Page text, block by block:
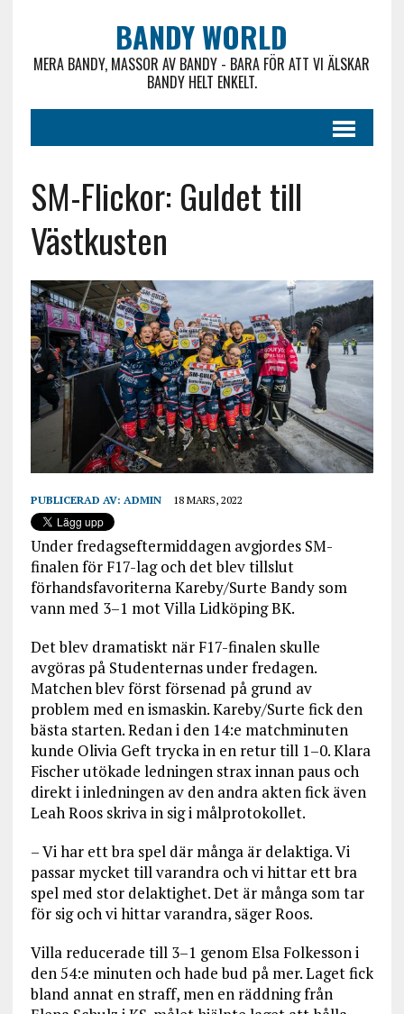
BANDY WORLD
MERA BANDY, MASSOR AV BANDY - BARA FÖR ATT VI ÄLSKAR
BANDY HELT ENKELT.
SM-Flickor: Guldet till
Västkusten
PUBLICERAD AV: ADMIN 18 MARS, 2022
Under fredagseftermiddagen avgjordes SM-
finalen för F17-lag och det blev tillslut
förhandsfavoriterna Kareby/Surte Bandy som
vann med 3–1 mot Villa Lidköping BK.
Det blev dramatiskt när F17-finalen skulle
avgöras på Studenternas under fredagen.
Matchen blev först försenad på grund av
problem med en ismaskin. Kareby/Surte fick den
bästa starten. Redan i den 14:e matchminuten
kunde Olivia Geft trycka in en retur till 1–0. Klara
Fischer utökade ledningen strax innan paus och
direkt i inledningen av den andra akten fick även
Leah Roos skriva in sig i målprotokollet.
– Vi har ett bra spel där många är delaktiga. Vi
passar mycket till varandra och vi hittar ett bra
spel med stor delaktighet. Det är många som tar
för sig och vi hittar varandra, säger Roos.
Villa reducerade till 3–1 genom Elsa Folkesson i
den 54:e minuten och hade bud på mer. Laget fick
bland annat en straff, men en räddning från